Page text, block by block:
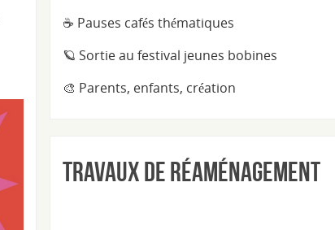
☕ Pauses cafés thématiques
🪐 Sortie au festival jeunes bobines
🎨 Parents, enfants, création
Travaux de réaménagement